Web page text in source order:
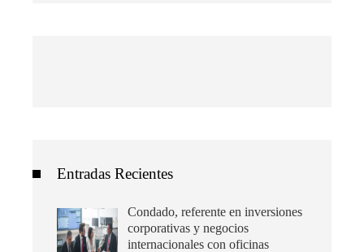
Entradas Recientes
Condado, referente en inversiones
corporativas y negocios
internacionales con oficinas